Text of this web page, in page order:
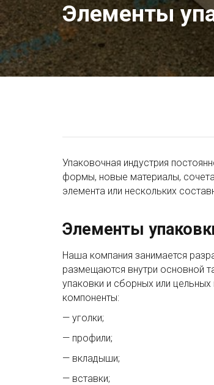
Элементы
Упаковочная индустрия
формы, новые материалы,
элемента или нескольких
Элементы
Наша компания занимается
размещаются внутри основной
упаковки и сборных или
компоненты:
— уголки;
— профили;
— вкладыши;
— вставки;